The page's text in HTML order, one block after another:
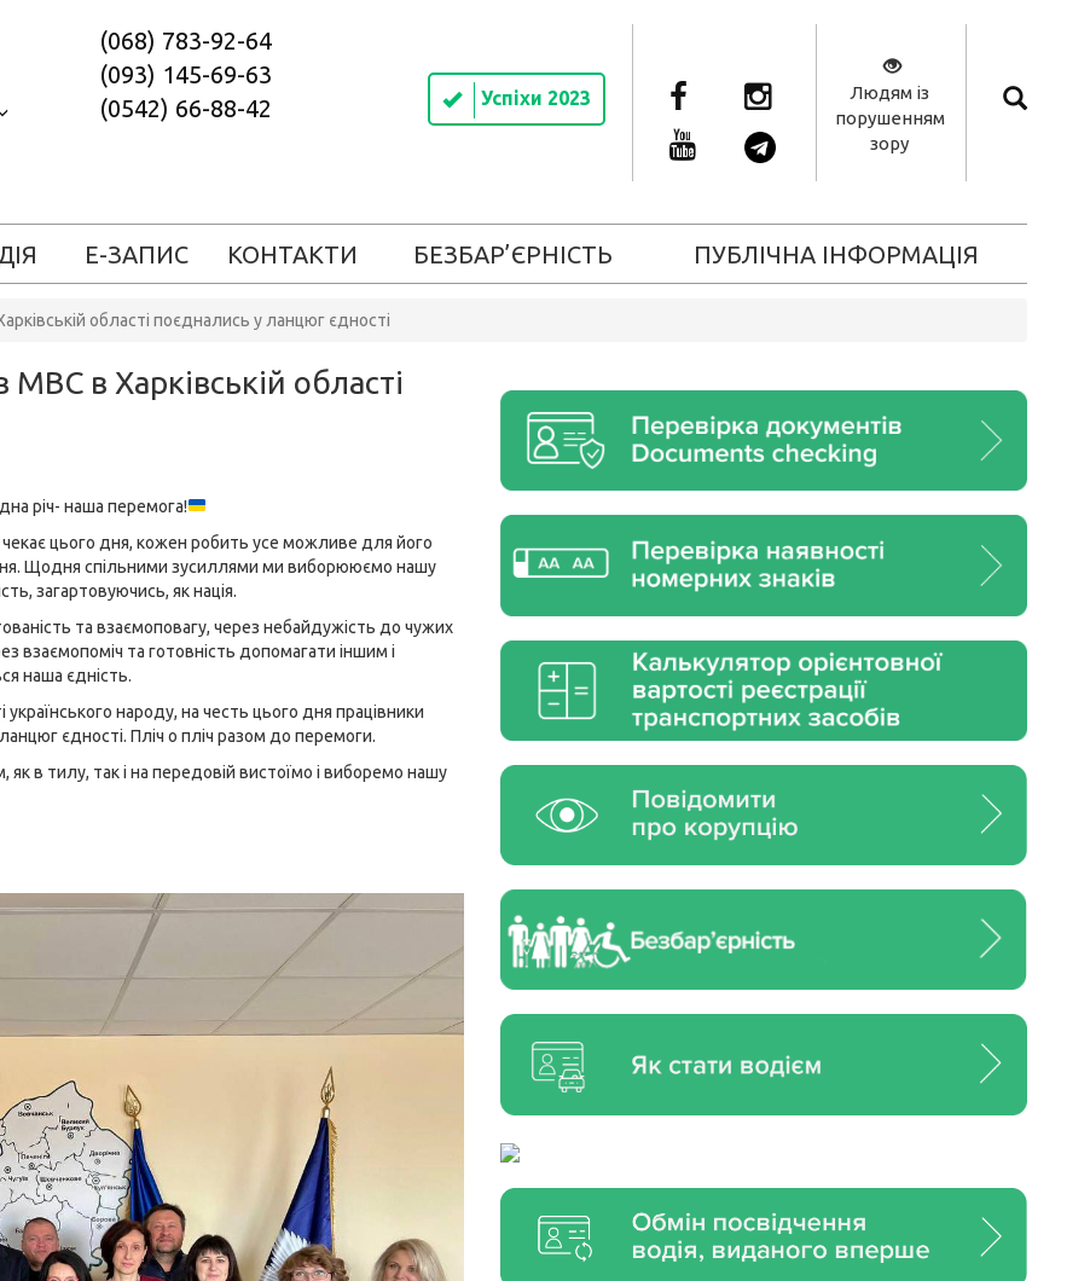
(068) 783-92-64
(093) 145-69-63
(0542) 66-88-42
Успіхи 2023
Людям із
порушенням
зору
Е-ЗАПИС КОНТАКТИ БЕЗБАР’ЄРНІСТЬ ПУБЛІЧНА ІНФОРМАЦІЯ
області поєднались у ланцюг єдності
МВС в Харківській області
річ- наша перемога!
чекає цього дня, кожен робить усе можливе для його
Щодня спільними зусиллями ми виборююємо нашу
загартовуючись, як нація.
та взаємоповагу, через небайдужість до чужих
взаємопоміч та готовність допомагати іншим і
наша єдність.
народу, на честь цього дня працівники
єдності. Пліч о пліч разом до перемоги.
в тилу, так і на передовій вистоїмо і виборемо нашу